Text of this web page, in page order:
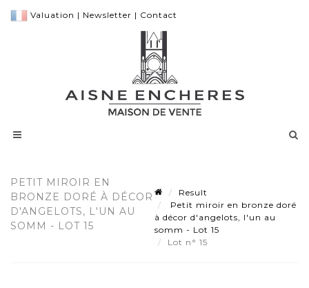
Valuation | Newsletter | Contact
PETIT MIROIR EN
BRONZE DORÉ À DÉCOR
D'ANGELOTS, L'UN AU
SOMM - LOT 15
Result
Petit miroir en bronze doré
à décor d'angelots, l'un au
somm - Lot 15
Lot n° 15